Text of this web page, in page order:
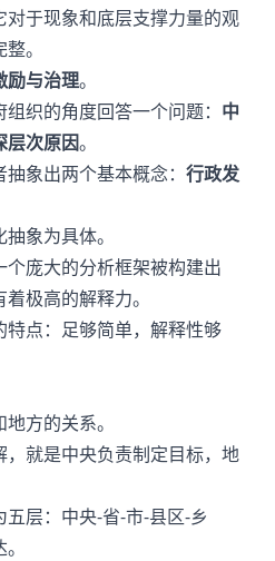
于现象和底层支撑力量的观
。
励与治理。
织的角度回答一个问题： 中
层次原因。
象出两个基本概念： 行政发
象为具体。
庞大的分析框架被构建出
极高的解释力。
点：足够简单，解释性够
方的关系。
就是中央负责制定目标，地
层：中央-省-市-县区-乡